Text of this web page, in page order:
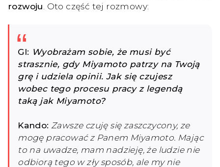
rozwoju . Oto część tej rozmowy:
GI: Wyobrażam sobie, że musi być
strasznie, gdy Miyamoto patrzy na Twoją
grę i udziela opinii. Jak się czujesz
wobec tego procesu pracy z legendą
taką jak Miyamoto?
Kando: Zawsze czuję się zaszczycony, ze
mogę pracować z Panem Miyamoto. Mając
to na uwadze, mam nadzieję, że ludzie nie
odbiorą tego w zły sposób, ale my nie